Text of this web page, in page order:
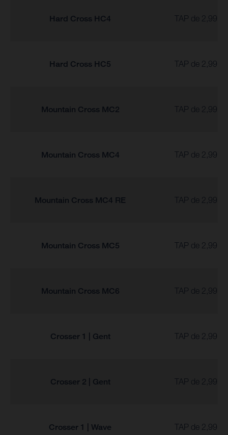
Hard Cross HC4 TAP de 2,99
Hard Cross HC5 TAP de 2,99
Mountain Cross MC2 TAP de 2,99
Mountain Cross MC4 TAP de 2,99
Mountain Cross MC4 RE TAP de 2,99
Mountain Cross MC5 TAP de 2,99
Mountain Cross MC6 TAP de 2,99
Crosser 1 | Gent TAP de 2,99
Crosser 2 | Gent TAP de 2,99
Crosser 1 | Wave TAP de 2,99